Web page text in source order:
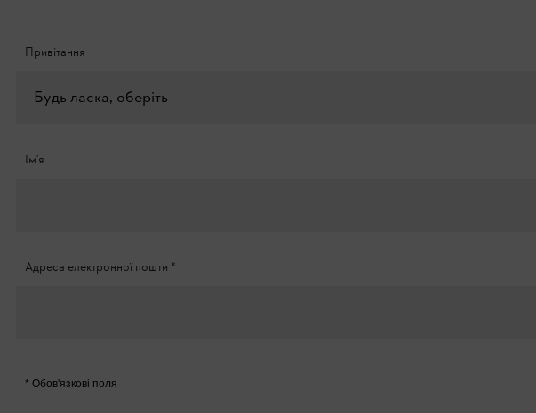
Привітання
Будь ласка, оберіть
Ім'я
Адреса електронної пошти *
* Обов'язкові поля